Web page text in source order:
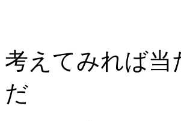
考えてみれば
だ